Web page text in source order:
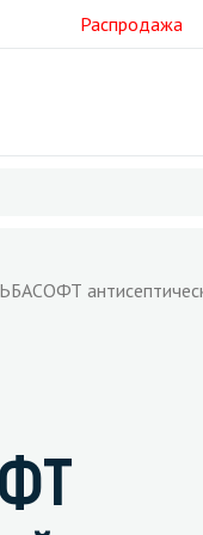
Распродажа